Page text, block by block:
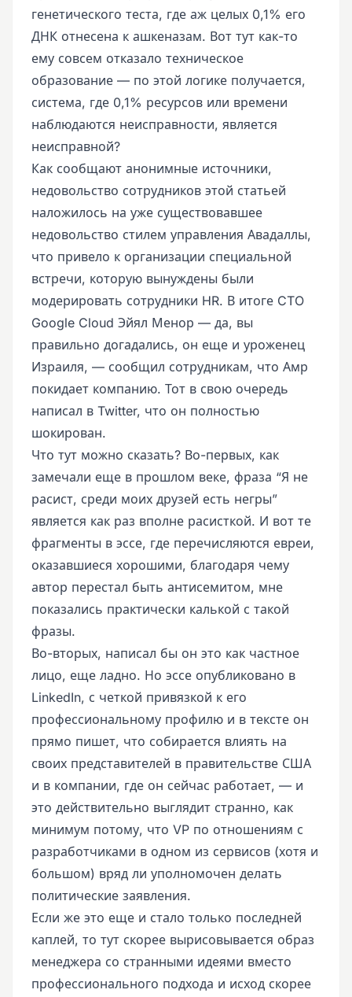
генетического теста, где аж целых 0,1% его
ДНК отнесена к ашкеназам. Вот тут как-то
ему совсем отказало техническое
образование — по этой логике получается,
система, где 0,1% ресурсов или времени
наблюдаются неисправности, является
неисправной?
Как сообщают анонимные источники,
недовольство сотрудников этой статьей
наложилось на уже существовавшее
недовольство стилем управления Авадаллы,
что привело к организации специальной
встречи, которую вынуждены были
модерировать сотрудники HR. В итоге CTO
Google Cloud Эйял Менор — да, вы
правильно догадались, он еще и уроженец
Израиля, — сообщил сотрудникам, что Амр
покидает компанию. Тот в свою очередь
написал в Twitter, что он полностью
шокирован.
Что тут можно сказать? Во-первых, как
замечали еще в прошлом веке, фраза “Я не
расист, среди моих друзей есть негры”
является как раз вполне расисткой. И вот те
фрагменты в эссе, где перечисляются евреи,
оказавшиеся хорошими, благодаря чему
автор перестал быть антисемитом, мне
показались практически калькой с такой
фразы.
Во-вторых, написал бы он это как частное
лицо, еще ладно. Но эссе опубликовано в
LinkedIn, с четкой привязкой к его
профессиональному профилю и в тексте он
прямо пишет, что собирается влиять на
своих представителей в правительстве США
и в компании, где он сейчас работает, — и
это действительно выглядит странно, как
минимум потому, что VP по отношениям с
разработчиками в одном из сервисов (хотя и
большом) вряд ли уполномочен делать
политические заявления.
Если же это еще и стало только последней
каплей, то тут скорее вырисовывается образ
менеджера со странными идеями вместо
профессионального подхода и исход скорее